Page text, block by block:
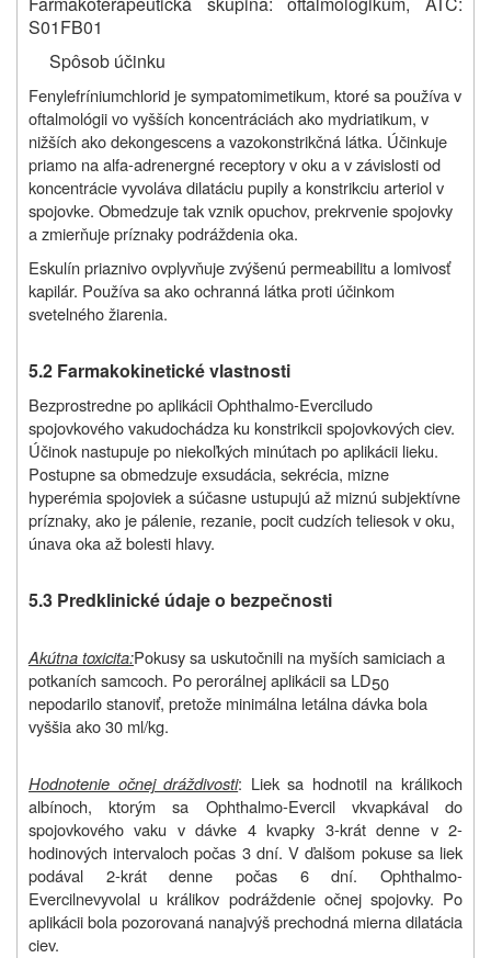
S01FB01
Spôsob účinku
Fenylefríniumchlorid je sympatomimetikum, ktoré sa používa v
oftalmológii vo vyšších koncentráciách ako mydriatikum, v
nižších ako dekongescens a vazokonstrikčná látka. Účinkuje
priamo na alfa-adrenergné receptory v oku a v závislosti od
koncentrácie vyvoláva dilatáciu pupily a konstrikciu arteriol v
spojovke. Obmedzuje tak vznik opuchov, prekrvenie spojovky
a zmierňuje príznaky podráždenia oka.
Eskulín priaznivo ovplyvňuje zvýšenú permeabilitu a lomivosť
kapilár. Používa sa ako ochranná látka proti účinkom
svetelného žiarenia.
5.2 Farmakokinetické vlastnosti
Bezprostredne po aplikácii Ophthalmo-Everciludo
spojovkového vakudochádza ku konstrikcii spojovkových ciev.
Účinok nastupuje po niekoľkých minútach po aplikácii lieku.
Postupne sa obmedzuje exsudácia, sekrécia, mizne
hyperémia spojoviek a súčasne ustupujú až miznú subjektívne
príznaky, ako je pálenie, rezanie, pocit cudzích teliesok v oku,
únava oka až bolesti hlavy.
5.3 Predklinické údaje o bezpečnosti
Akútna toxicita:Pokusy sa uskutočnili na myších samiciach a
potkaních samcoch. Po perorálnej aplikácii sa LD50
nepodarilo stanoviť, pretože minimálna letálna dávka bola
vyššia ako 30 ml/kg.
Hodnotenie očnej dráždivosti: Liek sa hodnotil na králikoch
albínoch, ktorým sa Ophthalmo-Evercil vkvapkával do
spojovkového vaku v dávke 4 kvapky 3-krát denne v 2-
hodinových intervaloch počas 3 dní. V ďalšom pokuse sa liek
podával 2-krát denne počas 6 dní. Ophthalmo-
Evercilnevyvolal u králikov podráždenie očnej spojovky. Po
aplikácii bola pozorovaná nanajvýš prechodná mierna dilatácia
ciev.